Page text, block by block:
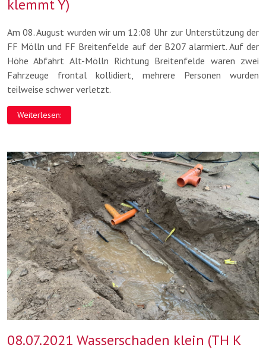
klemmt Y)
Am 08. August wurden wir um 12:08 Uhr zur Unterstützung der
FF Mölln und FF Breitenfelde auf der B207 alarmiert. Auf der
Höhe Abfahrt Alt-Mölln Richtung Breitenfelde waren zwei
Fahrzeuge frontal kollidiert, mehrere Personen wurden
teilweise schwer verletzt.
Weiterlesen:
08.07.2021 Wasserschaden klein (TH K